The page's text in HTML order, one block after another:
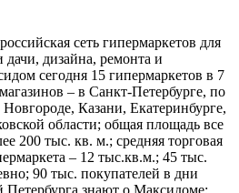
сеть гипермаркетов для
дачи, дизайна, ремонта и
сегодня 15 гипермаркетов в 7
– в Санкт-Петербурге, по
Казани, Екатеринбурге,
области; общая площадь все
200 тыс. кв. м.; средняя торговая
– 12 тыс.кв.м.; 45 тыс.
90 тыс. покупателей в дни
Петербурга знают о Максидоме;